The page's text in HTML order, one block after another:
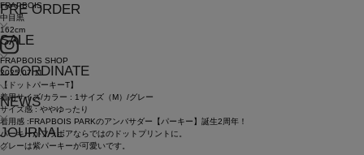
PRE ORDER
SALE
COORDINATE
NEWS
JOURNAL
FRAPBOIS
中目黒
162cm
FRAPBOIS SHOP
2025.07.11
【ドットパーキーT】
着用サイズ/カラー : 1サイズ（M）/グレー
サイズ感 : ややゆったり
着用感 :FRAPBOIS PARKのアンバサダー【パーキー】誕生2周年！
パーキーがフラボアならではのドットプリントに。
グレーは紫パーキーが可愛いです。